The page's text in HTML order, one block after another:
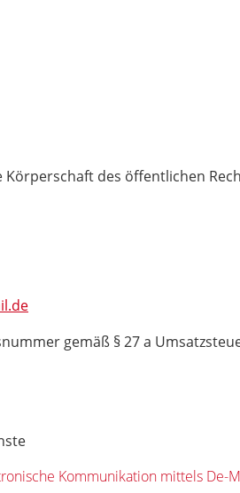
Körperschaft des öffentlichen
gemäß § 27 a
Kommunikation mittels De-